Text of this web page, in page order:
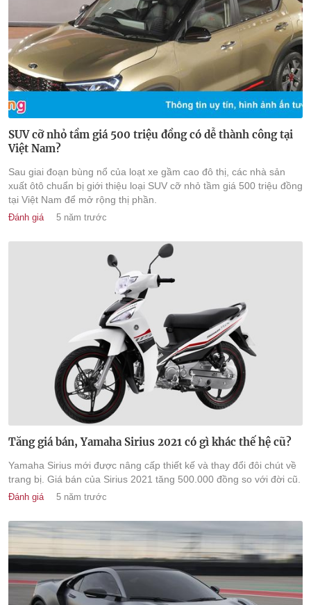
SUV cỡ nhỏ tầm giá 500 triệu đồng có dễ thành công tại
Việt Nam?
Sau giai đoạn bùng nổ của loạt xe gầm cao đô thị, các nhà sản
xuất ôtô chuẩn bị giới thiệu loại SUV cỡ nhỏ tầm giá 500 triệu đồng
tại Việt Nam để mở rộng thị phần.
Đánh giá 5 năm trước
Tăng giá bán, Yamaha Sirius 2021 có gì khác thế hệ cũ?
Yamaha Sirius mới được nâng cấp thiết kế và thay đổi đôi chút về
trang bị. Giá bán của Sirius 2021 tăng 500.000 đồng so với đời cũ.
Đánh giá 5 năm trước